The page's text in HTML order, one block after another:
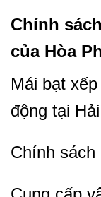
Chính
của Hòa
Mái bạt
động tại
Chính